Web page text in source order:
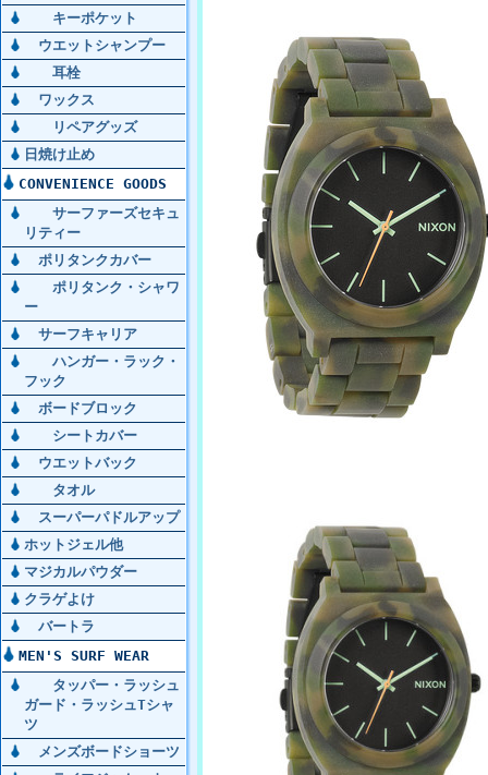
キーポケット
ウエットシャンプー
耳栓
ワックス
リペアグッズ
日焼け止め
CONVENIENCE GOODS
サーファーズセキュ
リティー
ポリタンクカバー
ポリタンク・シャワ
ー
サーフキャリア
ハンガー・ラック・
フック
ボードブロック
シートカバー
ウエットバック
タオル
スーパーパドルアップ
ホットジェル他
マジカルパウダー
クラゲよけ
バートラ
MEN'S SURF WEAR
タッパー・ラッシュ
ガード・ラッシュTシャ
ツ
メンズボードショーツ